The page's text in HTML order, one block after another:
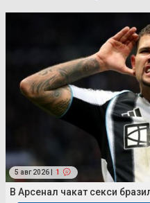
5 авг 2026 | 1
В Арсенал чакат секси